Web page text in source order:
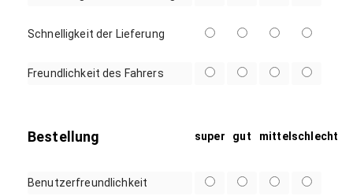
Schnelligkeit der Lieferung
Freundlichkeit des Fahrers
Bestellung super gut mittel schlecht
Benutzerfreundlichkeit